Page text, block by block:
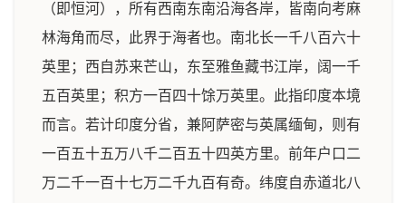
（即恒河），所有西南东南沿海各岸，皆南向考麻
林海角而尽，此界于海者也。南北长一千八百六十
英里；西自苏来芒山，东至雅鱼藏书江岸，阔一千
五百英里；积方一百四十馀万英里。此指印度本境
而言。若计印度分省，兼阿萨密与英属缅甸，则有
一百五十五万八千二百五十四英方里。前年户口二
万二千一百十七万二千九百有奇。纬度自赤道北八